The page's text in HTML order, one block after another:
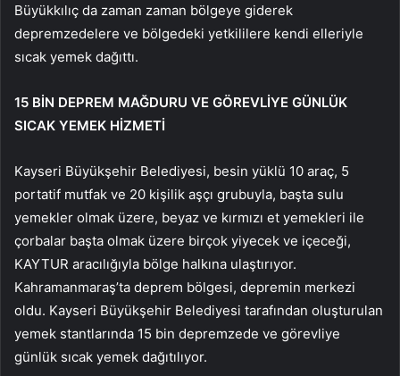
Büyükkılıç da zaman zaman bölgeye giderek
depremzedelere ve bölgedeki yetkililere kendi elleriyle
sıcak yemek dağıttı.
15 BİN DEPREM MAĞDURU VE GÖREVLİYE GÜNLÜK
SICAK YEMEK HİZMETİ
Kayseri Büyükşehir Belediyesi, besin yüklü 10 araç, 5
portatif mutfak ve 20 kişilik aşçı grubuyla, başta sulu
yemekler olmak üzere, beyaz ve kırmızı et yemekleri ile
çorbalar başta olmak üzere birçok yiyecek ve içeceği,
KAYTUR aracılığıyla bölge halkına ulaştırıyor.
Kahramanmaraş’ta deprem bölgesi, depremin merkezi
oldu. Kayseri Büyükşehir Belediyesi tarafından oluşturulan
yemek stantlarında 15 bin depremzede ve görevliye
günlük sıcak yemek dağıtılıyor.